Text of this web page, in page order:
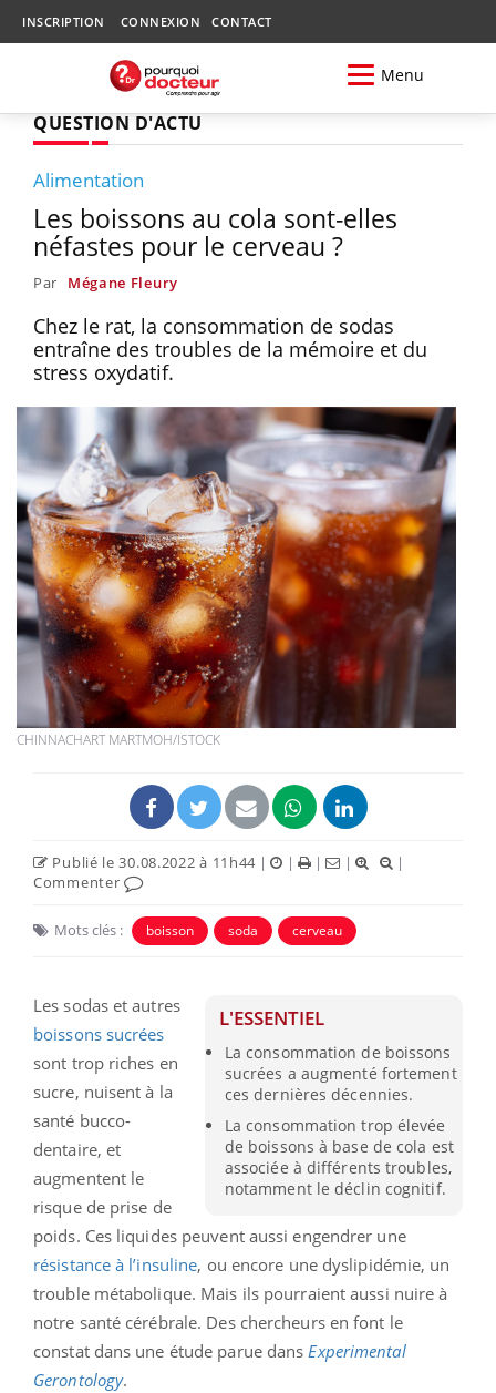
INSCRIPTION CONNEXION CONTACT
Menu
QUESTION D'ACTU
Alimentation
Les boissons au cola sont-elles
néfastes pour le cerveau ?
Par Mégane Fleury
Chez le rat, la consommation de sodas
entraîne des troubles de la mémoire et du
stress oxydatif.
CHINNACHART MARTMOH/ISTOCK
Publié le 30.08.2022 à 11h44 | | | |
|
Commenter
Mots clés : boisson soda cerveau
L'ESSENTIEL
La consommation de boissons
sucrées a augmenté fortement
ces dernières décennies.
La consommation trop élevée
de boissons à base de cola est
associée à différents troubles,
notamment le déclin cognitif.
Les sodas et autres
boissons sucrées
sont trop riches en
sucre, nuisent à la
santé bucco-
dentaire, et
augmentent le
risque de prise de
poids. Ces liquides peuvent aussi engendrer une
résistance à l’insuline, ou encore une dyslipidémie, un
trouble métabolique. Mais ils pourraient aussi nuire à
notre santé cérébrale. Des chercheurs en font le
constat dans une étude parue dansExperimental
Gerontology.